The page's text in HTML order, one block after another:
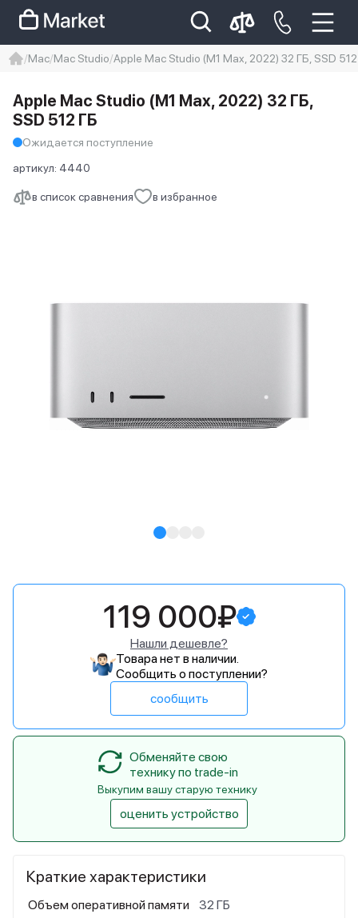
Iphone 14 pro max
айфон 14
Mac Mac Studio Apple Mac Studio (M1 Max, 2022) 32 ГБ, SSD
в список сравнения в избранное
Apple Mac Studio (M1 Max, 2022) 32 ГБ,
SSD 512 ГБ
Ожидается поступление
артикул: 4440
Краткие характеристики
Объем оперативной памяти
32 ГБ
119 000₽
Нашли дешевле?
Товара нет в наличии.
Сообщить о поступлении?
сообщить
Обменяйте свою
технику по trade-in
Выкупим вашу старую технику
оценить устройство